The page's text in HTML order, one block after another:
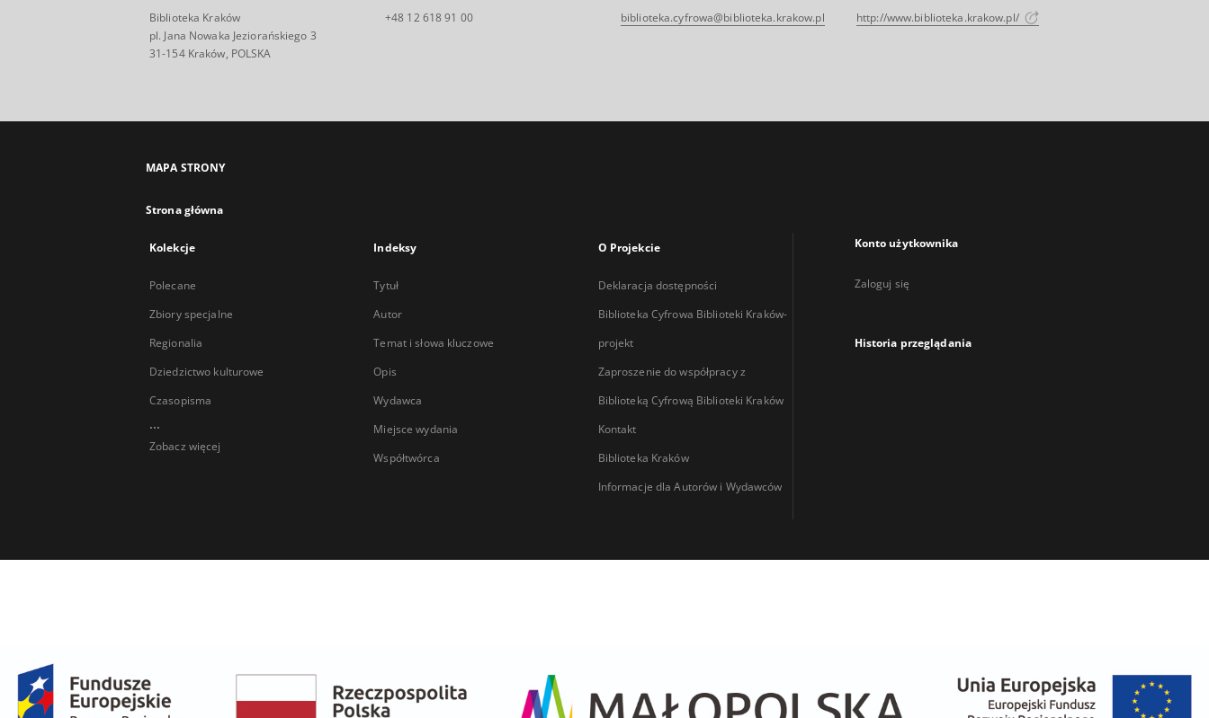
Biblioteka Kraków
pl. Jana Nowaka Jeziorańskiego 3
31-154 Kraków, POLSKA
+48 12 618 91 00 biblioteka.cyfrowa@biblioteka.krakow.pl http://www.biblioteka.krakow.pl/
MAPA STRONY
Strona główna
Kolekcje
Polecane
Zbiory specjalne
Regionalia
Dziedzictwo kulturowe
Czasopisma
...
Zobacz więcej
Indeksy
Tytuł
Autor
Temat i słowa kluczowe
Opis
Wydawca
Miejsce wydania
Współtwórca
O Projekcie
Deklaracja dostępności
Biblioteka Cyfrowa Biblioteki Kraków-
projekt
Zaproszenie do współpracy z
Biblioteką Cyfrową Biblioteki Kraków
Kontakt
Biblioteka Kraków
Informacje dla Autorów i Wydawców
Konto użytkownika
Zaloguj się
Historia przeglądania